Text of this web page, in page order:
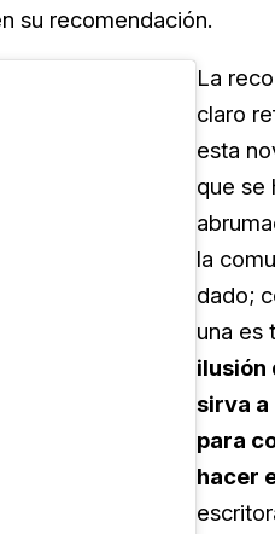
su recomendación.
La
claro
esta
que se
la
dado;
una es
ilusión
sirva
para
hacer